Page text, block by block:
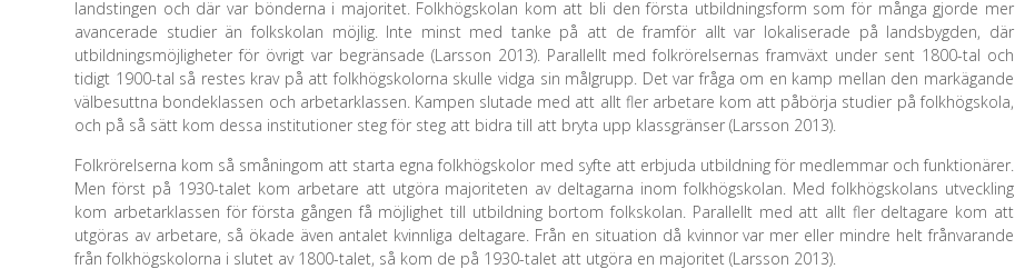
landstingen och där var bönderna i majoritet. Folkhögskolan kom att bli den första utbildningsform som för många gjorde mer
avancerade studier än folkskolan möjlig. Inte minst med tanke på att de framför allt var lokaliserade på landsbygden, där
utbildningsmöjligheter för övrigt var begränsade (Larsson 2013). Parallellt med folkrörelsernas framväxt under sent 1800-tal och
tidigt 1900-tal så restes krav på att folkhögskolorna skulle vidga sin målgrupp. Det var fråga om en kamp mellan den markägande
välbesuttna bondeklassen och arbetarklassen. Kampen slutade med att allt fler arbetare kom att påbörja studier på folkhögskola,
och på så sätt kom dessa institutioner steg för steg att bidra till att bryta upp klassgränser (Larsson 2013).
Folkrörelserna kom så småningom att starta egna folkhögskolor med syfte att erbjuda utbildning för medlemmar och funktionärer.
Men först på 1930-talet kom arbetare att utgöra majoriteten av deltagarna inom folkhögskolan. Med folkhögskolans utveckling
kom arbetarklassen för första gången få möjlighet till utbildning bortom folkskolan. Parallellt med att allt fler deltagare kom att
utgöras av arbetare, så ökade även antalet kvinnliga deltagare. Från en situation då kvinnor var mer eller mindre helt frånvarande
från folkhögskolorna i slutet av 1800-talet, så kom de på 1930-talet att utgöra en majoritet (Larsson 2013).